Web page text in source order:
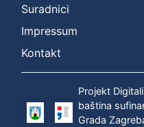
Suradnici
Impressum
Kontakt
Projekt
baština
Grada